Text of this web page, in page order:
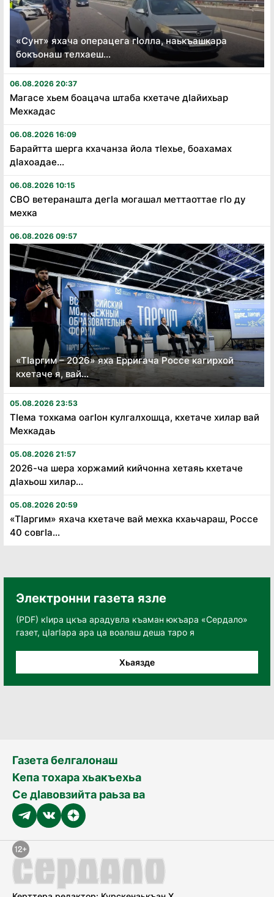
«Сунт» яхача операцега гӏолла, наькъашкара
бокъонаш телхаеш...
06.08.2026 20:37
Магасе хьем боацача штаба кхетаче дӏайихьар
Мехкадас
06.08.2026 16:09
Барайтта шерга кхачанза йола тӏехье, боахамах
дӏахоадае...
06.08.2026 10:15
СВО ветеранашта дегӏа могашал меттаоттае гӏо ду
мехка
06.08.2026 09:57
«Тӏаргим – 2026» яха Ерригача Россе кагирхой
кхетаче я, вай...
05.08.2026 23:53
Тӏема тохкама оагӏон кулгалхошца, кхетаче хилар вай
Мехкадаь
05.08.2026 21:57
2026-ча шера хоржамий кийчонна хетаяь кхетаче
дӏахьош хилар...
05.08.2026 20:59
«Тӏаргим» яхача кхетаче вай мехка кхаьчараш, Россе
40 совгӏа...
Электронни газета язле
(PDF) кӀира цкъа арадувла къаман юкъара «Сердало»
газет, цӀагӀара ара ца воалаш деша таро я
Хьаязде
Газета белгалонаш
Кепа тохара хьакъехьа
Се дӀавовзийта раьза ва